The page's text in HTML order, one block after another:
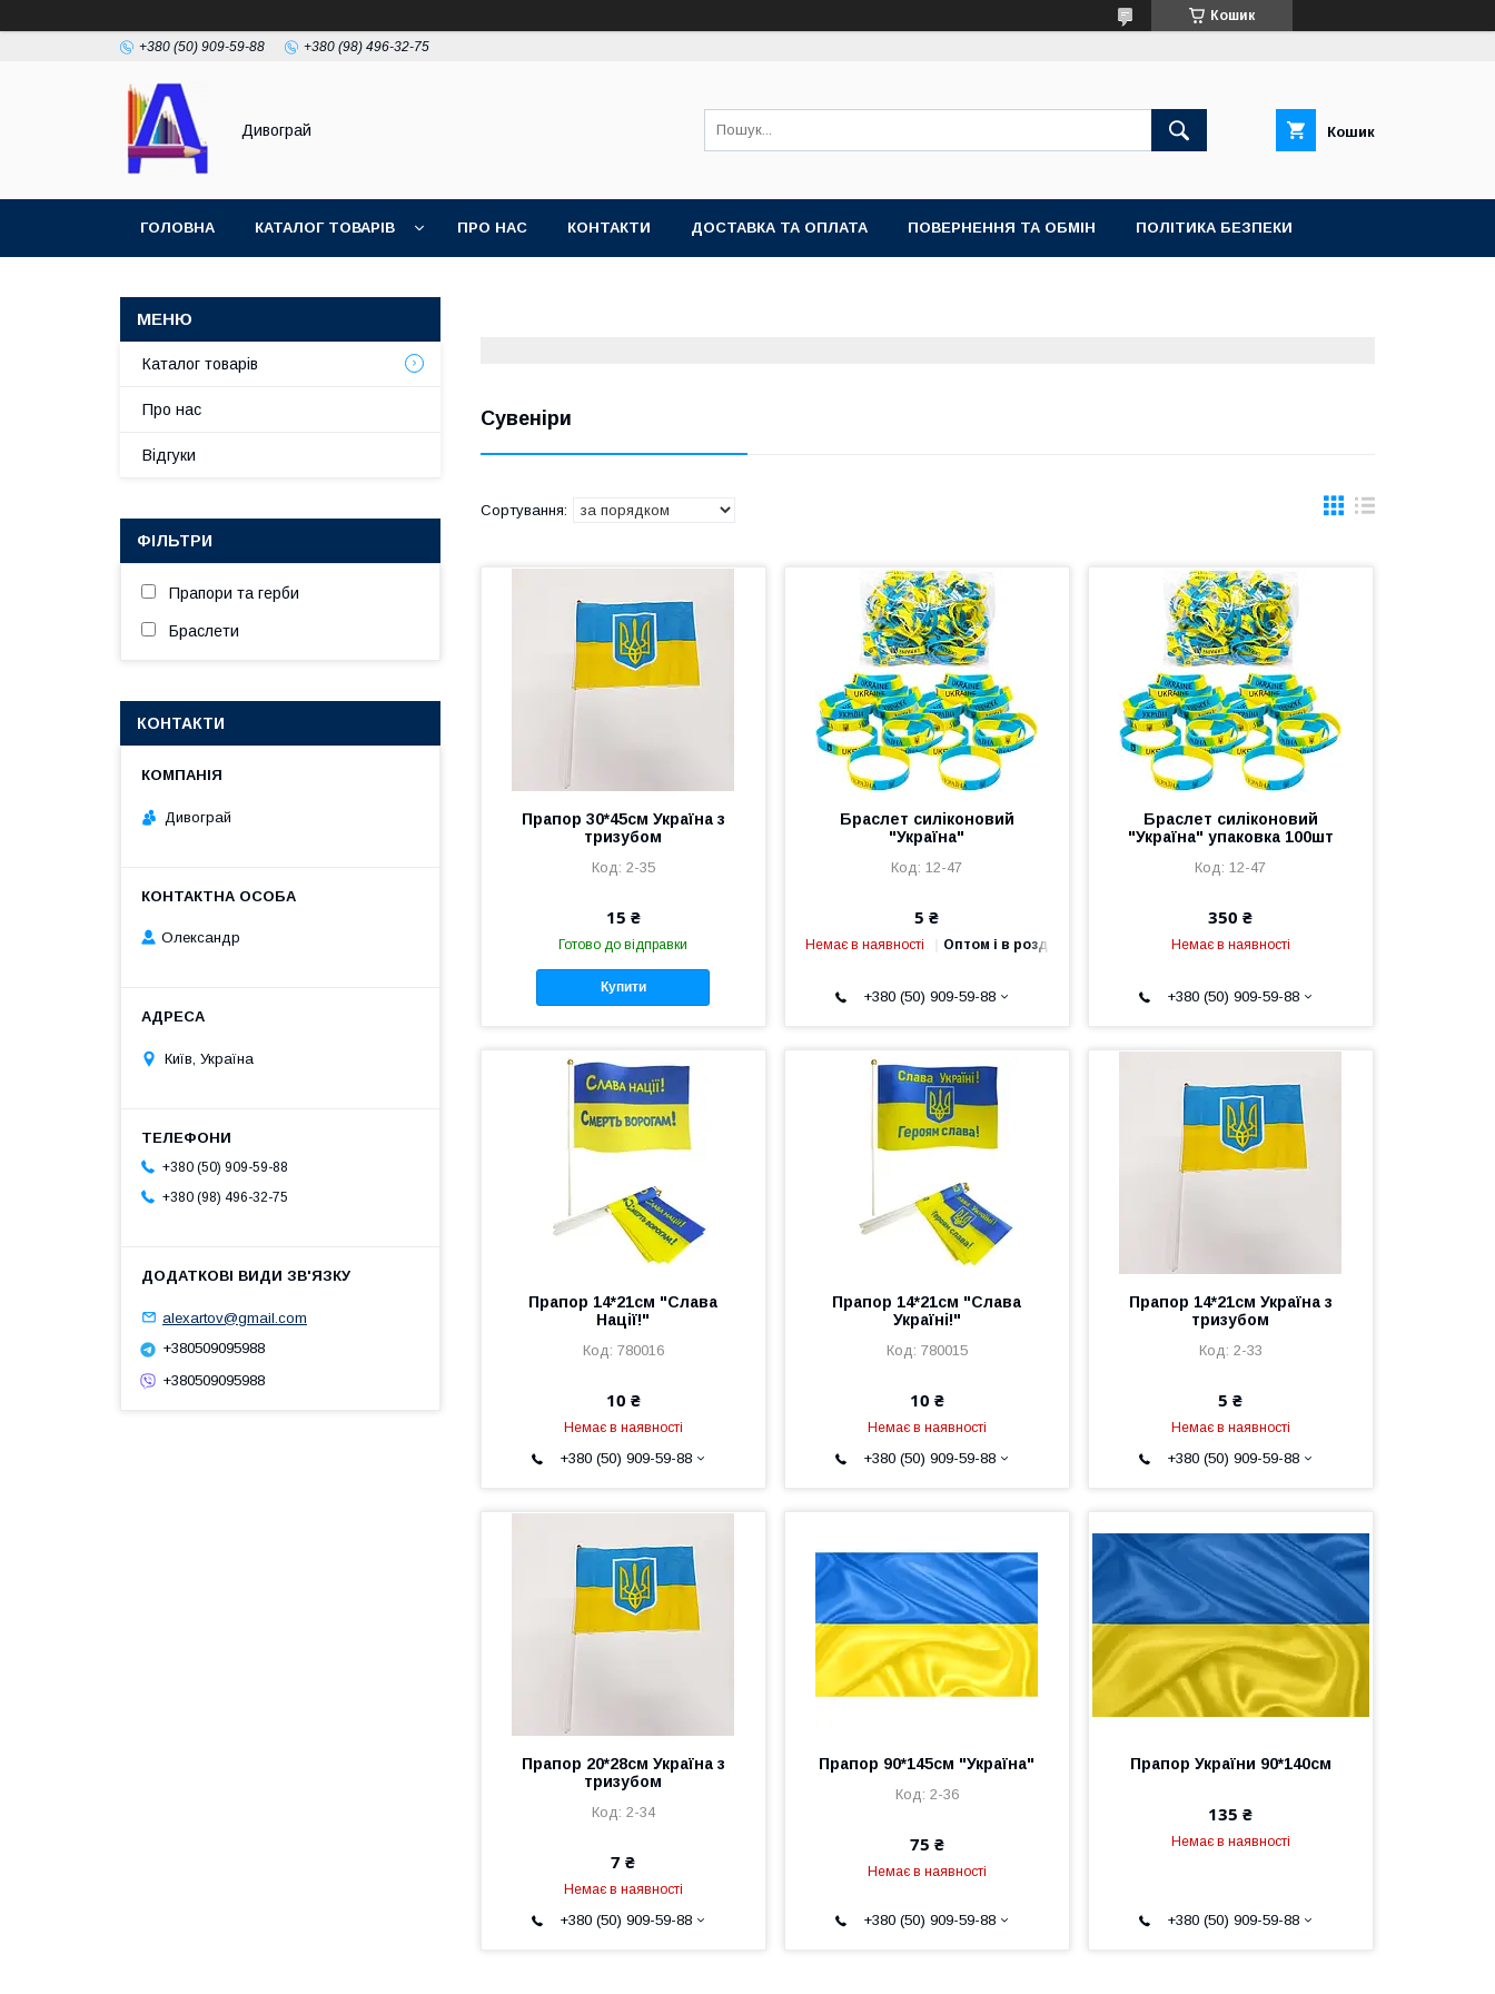
Кошик
+380 (50) 909-59-88 +380 (98) 496-32-75
Дивограй Кошик
ГОЛОВНА КАТАЛОГ ТОВАРІВ ПРО НАС КОНТАКТИ ДОСТАВКА ТА ОПЛАТА ПОВЕРНЕННЯ ТА ОБМІН ПОЛІТИКА БЕЗПЕКИ
Сувеніри
Прапор 30*45см Україна з
тризубом
2-35
15 ₴
Готово до відправки
Купити
Браслет силіконовий
"Україна"
12-47
5 ₴
Немає в наявності Оптом і в роздріб
+380 (50) 909-59-88
Браслет силіконовий
"Україна" упаковка 100шт
12-47
350 ₴
Немає в наявності
+380 (50) 909-59-88
Прапор 14*21см "Слава
Нації!"
780016
10 ₴
Немає в наявності
+380 (50) 909-59-88
Прапор 14*21см "Слава
Україні!"
780015
10 ₴
Немає в наявності
+380 (50) 909-59-88
Прапор 14*21см Україна з
тризубом
2-33
5 ₴
Немає в наявності
+380 (50) 909-59-88
Прапор 20*28см Україна з
тризубом
2-34
7 ₴
Немає в наявності
+380 (50) 909-59-88
Прапор 90*145см "Україна"
2-36
75 ₴
Немає в наявності
+380 (50) 909-59-88
Прапор України 90*140см
135 ₴
Немає в наявності
+380 (50) 909-59-88
Каталог товарів
Про нас
Відгуки
ФІЛЬТРИ
Прапори та герби
Браслети
КОНТАКТИ
Дивограй
Олександр
Київ, Україна
+380 (50) 909-59-88
+380 (98) 496-32-75
alexartov@gmail.com
+380509095988
+380509095988